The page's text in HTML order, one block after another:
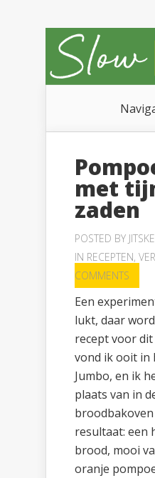
met
zaden
POSTED BY JITSKE
IN RECEPTEN,
COMMENTS
Een
lukt, daar
recept voor
vond ik ooit in
Jumbo, en ik
plaats van in
resultaat: een
brood, mooi
oranje